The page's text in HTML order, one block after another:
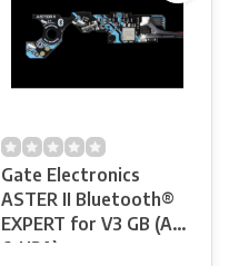
Gate Electronics
ASTER II Bluetooth®
EXPERT for V3 GB (AEG
& HPA)